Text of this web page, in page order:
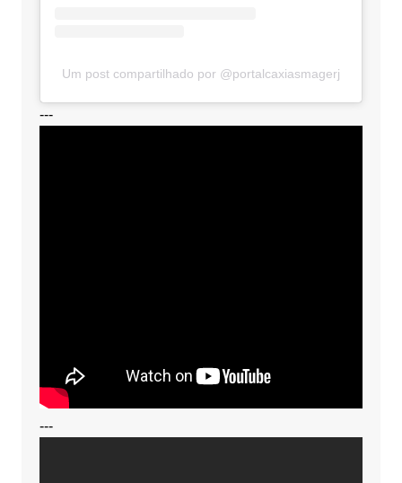
Um post compartilhado por @portalcaxiasmagerj
---
---